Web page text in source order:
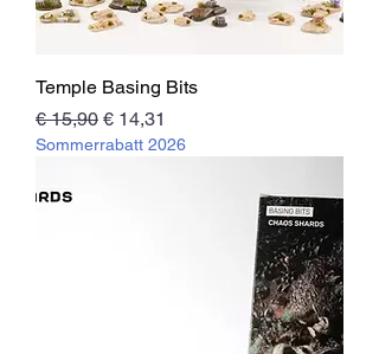
Temple Basing Bits
Standardpreis
€ 15,90 Sale-Preis
€ 14,31
Sommerrabatt 2026